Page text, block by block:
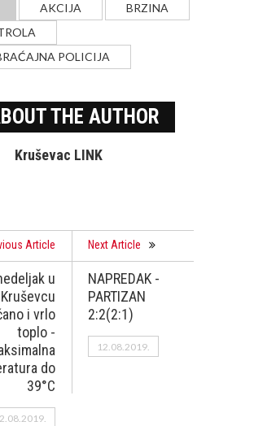
AKCIJA
BRZINA
POLICIJA
THE AUTHOR
Kruševac LINK
Article
u
Kruševcu
i vrlo
toplo -
do
39°C
Next Article
NAPREDAK -
PARTIZAN
2:2(2:1)
12.08.2019.